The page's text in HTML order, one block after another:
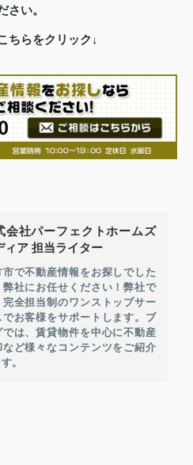
さい。
ちらをクリック↓
会社パーフェクトホームズ
ィア 担当ライター
市で不動産情報をお探しでした
弊社にお任せください！弊社で
完全担当制のワンストップサー
でお客様をサポートします。ブ
では、賃貸物件を中心に不動産
など様々なコンテンツをご紹介
。